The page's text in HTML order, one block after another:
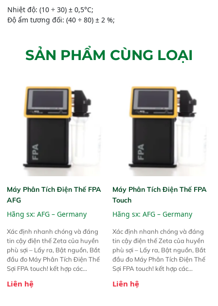
Nhiệt độ: (10 ÷ 30) ± 0,5°C;
Độ ẩm tương đối: (40 ÷ 80) ± 2 %;
SẢN PHẨM CÙNG LOẠI
Máy Phân Tích Điện Thế FPA
AFG
Hãng sx: AFG – Germany
Xác định nhanh chóng và đáng
tin cậy điện thế Zeta của huyền
phù sợi – Lấy ra, Bật nguồn, Bắt
đầu đo Máy Phân Tích Điện Thế
Sợi FPA touch! kết hợp các
được chứng minh với sự đơn giản
Liên hệ
Máy Phân Tích Điện Thế FPA
Touch
Hãng sx: AFG – Germany
Xác định nhanh chóng và đáng
tin cậy điện thế Zeta của huyền
phù sợi – Lấy ra, Bật nguồn, Bắt
đầu đo Máy Phân Tích Điện Thế
Sợi FPA touch! kết hợp các
được chứng minh với sự đơn giản
Liên hệ